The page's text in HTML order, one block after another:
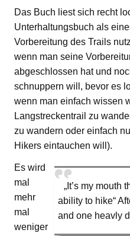
Das Buch liest sich recht
Unterhaltungsbuch als
Vorbereitung des Trails
wenn man seine
abgeschlossen hat und
schnuppern will, bevor es
wenn man einfach wissen
Langstreckentrail zu
zu wandern oder einfach
Hikers eintauchen will).
„It’s my mouth
ability to hike“
and one heavly
Es wird
mal
mehr
mal
weniger